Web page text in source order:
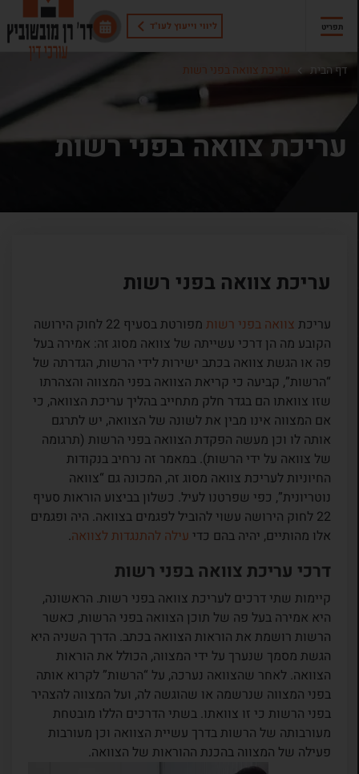
ליווי וייעוץ לעו"ד תפריט
דף הבית עריכת צוואה בפני רשות
עריכת צוואה בפני רשות
עריכת צוואה בפני רשות
עריכת צוואה בפני רשות
מפורטת בסעיף 22 לחוק הירושה
הקובע מה הן דרכי עשייתה של צוואה מסוג זה: אמירה בעל
פה או הגשת צוואה בכתב ישירות לידי הרשות, הגדרתה של
“הרשות”, קביעה כי קריאת הצוואה בפני המצווה והצהרתו
שזו צוואתו הם בגדר חלק מתחייב בהליך עריכת הצוואה, כי
אם המצווה אינו מבין את לשונה של הצוואה, יש לתרגם
אותה לו וכן מעשה הפקדת הצוואה בפני הרשות (תרגומה
של צוואה על ידי הרשות). במאמר זה נרחיב בנקודות
החיוניות לעריכת צוואה מסוג זה, המכונה גם “צוואה
נוטריונית”, כפי שפרטנו לעיל. כשלון בביצוע הוראות סעיף
22 לחוק הירושה עשוי להוביל לפגמים בצוואה. היה ופגמים
אלו מהותיים, יהיה בהם כדי עילה להתנגדות לצוואה.
דרכי עריכת צוואה בפני רשות
קיימות שתי דרכים לעריכת צוואה בפני רשות. הראשונה,
היא אמירה בעל פה של תוכן הצוואה בפני הרשות, כאשר
הרשות רושמת את הוראות הצוואה בכתב. הדרך השניה היא
הגשת מסמך שנערך על ידי המצווה, הכולל את הוראות
הצוואה. לאחר שהצוואה נערכה, על “הרשות” לקרוא אותה
בפני המצווה שנרשמה או שהוגשה לה, ועל המצווה להצהיר
בפני הרשות כי זו צוואתו. בשתי הדרכים הללו מובטחת
מעורבותה של הרשות בדרך עשיית הצוואה וכן מעורבות
פעילה של המצווה בהכנת ההוראות של הצוואה.